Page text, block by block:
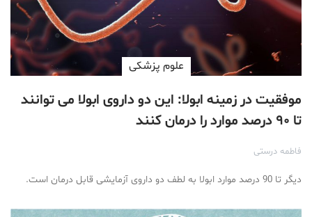
علوم پزشكی
موفقیت در زمینه ابولا: این دو داروی ابولا می ‌توانند
تا ۹۰ درصد موارد را درمان کنند
فاطمه درستی
دیگر تا 90 درصد موارد ابولا به لطف دو داروی آزمایشی قابل درمان است.